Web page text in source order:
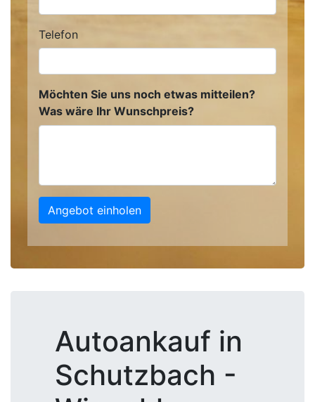
Telefon
Möchten Sie uns noch etwas mitteilen?
Was wäre Ihr Wunschpreis?
Angebot einholen
Autoankauf in
Schutzbach -